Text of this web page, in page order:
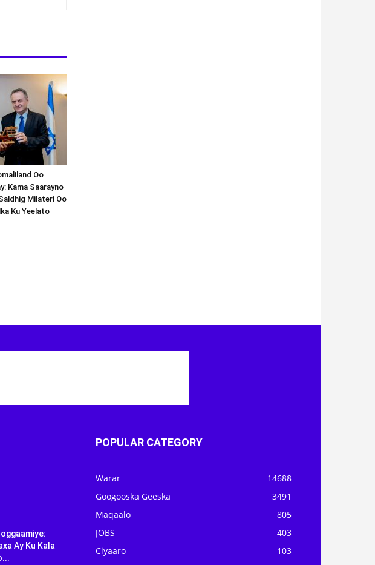
Oo
Kama Saarayno
Milateri Oo
Ku Yeelato
Ay Ku Kala
POPULAR CATEGORY
Warar
14688
Googooska Geeska
3491
Maqaalo
805
JOBS
403
Ciyaaro
103